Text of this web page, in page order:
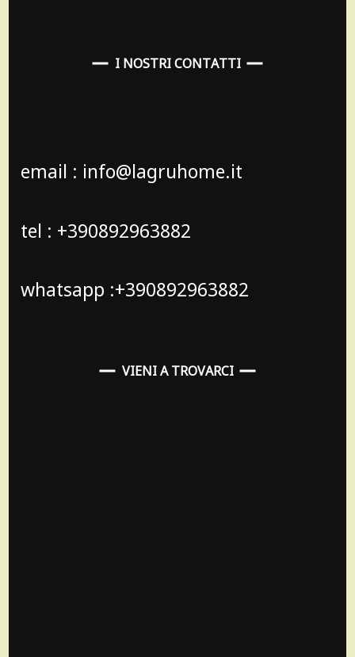
I NOSTRI CONTATTI
email : info@lagruhome.it
tel : +390892963882
whatsapp :+390892963882
VIENI A TROVARCI